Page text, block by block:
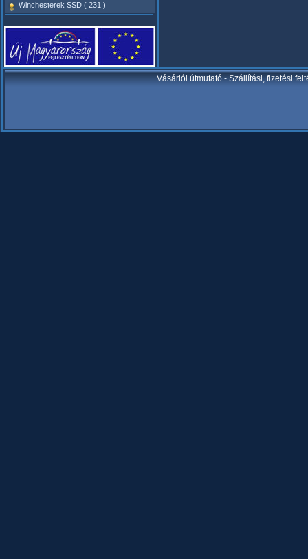
Winchesterek SSD ( 231 )
Vásárlói útmutató-Szállítási, fizetési